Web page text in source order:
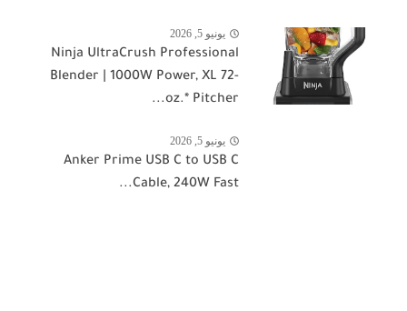
يونيو 5, 2026
Ninja UltraCrush Professional
Blender | 1000W Power, XL 72-
oz.* Pitcher...
يونيو 5, 2026
Anker Prime USB C to USB C
Cable, 240W Fast...